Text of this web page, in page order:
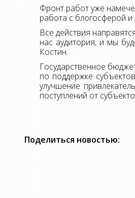
Фронт работ уже
работа с блогосферой
Все действия
нас аудитория, и мы
Костин.
Государственное
по поддержке
улучшение
поступлений от
Поделиться новостью: